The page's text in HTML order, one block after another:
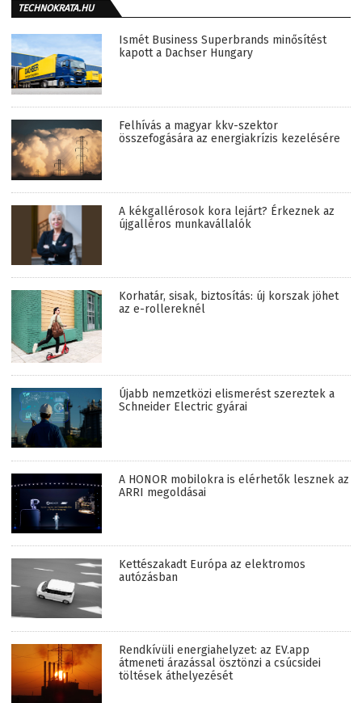
TECHNOKRATA.HU
Ismét Business Superbrands minősítést
kapott a Dachser Hungary
Felhívás a magyar kkv-szektor
összefogására az energiakrízis kezelésére
A kékgallérosok kora lejárt? Érkeznek az
újgalléros munkavállalók
Korhatár, sisak, biztosítás: új korszak jöhet
az e-rollereknél
Újabb nemzetközi elismerést szereztek a
Schneider Electric gyárai
A HONOR mobilokra is elérhetők lesznek az
ARRI megoldásai
Kettészakadt Európa az elektromos
autózásban
Rendkívüli energiahelyzet: az EV.app
átmeneti árazással ösztönzi a csúcsidei
töltések áthelyezését